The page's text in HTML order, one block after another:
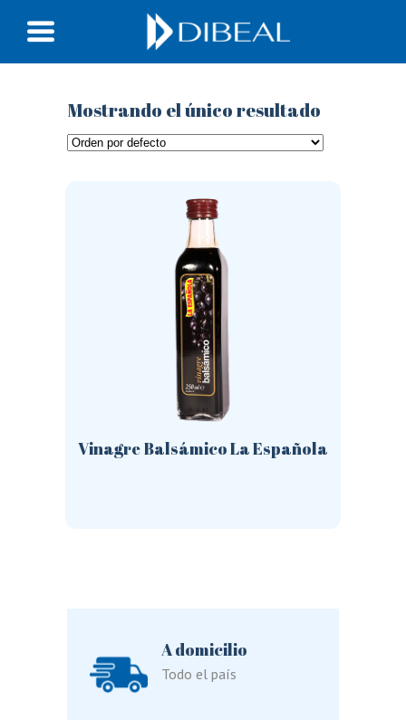
Mostrando el único resultado
Vinagre Balsámico La Española
página
de
producto
A domicilio
Todo el país